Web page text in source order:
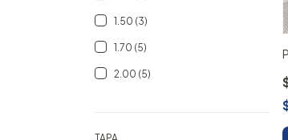
1.50 (3)
1.70 (5)
2.00 (5)